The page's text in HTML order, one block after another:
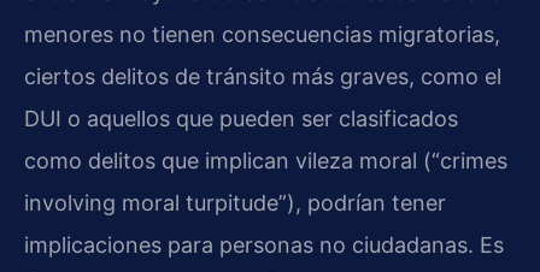
menores no tienen consecuencias migratorias,
ciertos delitos de tránsito más graves, como el
DUI o aquellos que pueden ser clasificados
como delitos que implican vileza moral (“crimes
involving moral turpitude”), podrían tener
implicaciones para personas no ciudadanas. Es